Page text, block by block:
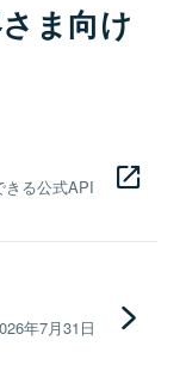
ま向け
きる公式API
年7月31日